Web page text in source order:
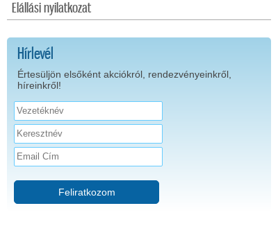
Elállási nyilatkozat
Hírlevél
Értesüljön elsőként akciókról, rendezvényeinkről,
híreinkről!
Feliratkozom